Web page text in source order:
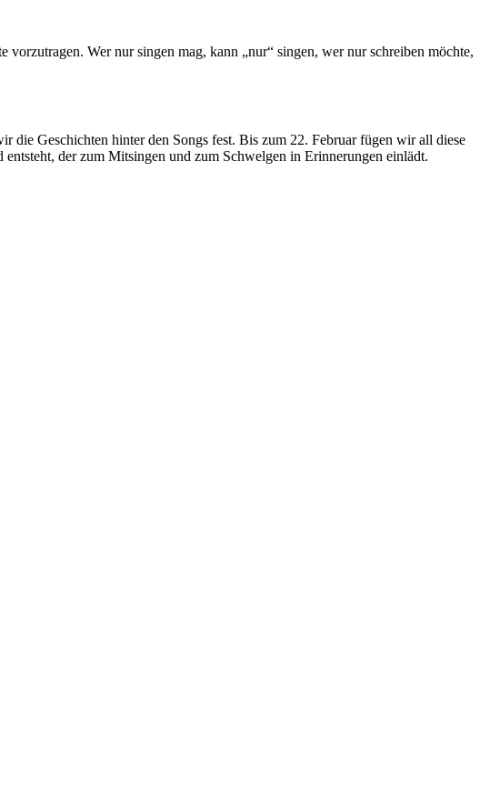
Wer nur singen mag, kann „nur“ singen, wer nur schreiben möchte,
die Geschichten hinter den Songs fest. Bis zum 22. Februar fügen wir all diese
der zum Mitsingen und zum Schwelgen in Erinnerungen einlädt.